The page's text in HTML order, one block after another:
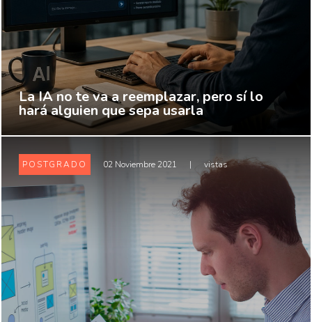
La IA no te va a reemplazar, pero sí lo
hará alguien que sepa usarla
POSTGRADO 02 Noviembre 2021 | vistas